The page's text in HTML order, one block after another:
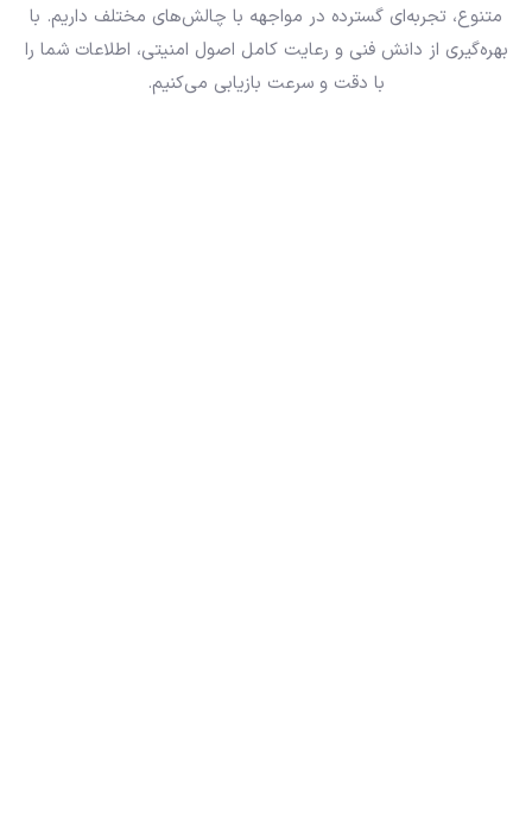
متنوع، تجربه‌ای گسترده در مواجهه با چالش‌های مختلف داریم. با
بهره‌گیری از دانش فنی و رعایت کامل اصول امنیتی، اطلاعات شما را
با دقت و سرعت بازیابی می‌کنیم.